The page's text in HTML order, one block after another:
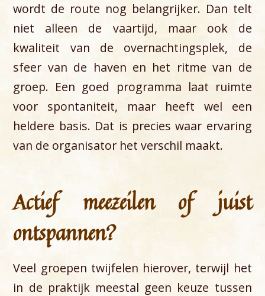
wordt de route nog belangrijker. Dan telt
niet alleen de vaartijd, maar ook de
kwaliteit van de overnachtingsplek, de
sfeer van de haven en het ritme van de
groep. Een goed programma laat ruimte
voor spontaniteit, maar heeft wel een
heldere basis. Dat is precies waar ervaring
van de organisator het verschil maakt.
Actief meezeilen of juist
ontspannen?
Veel groepen twijfelen hierover, terwijl het
in de praktijk meestal geen keuze tussen